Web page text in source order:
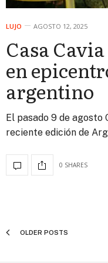
LUJO AGOSTO 12, 2025
Casa
en
argentino
El pasado 9 de agosto
reciente edición de
0 SHARES
OLDER POSTS